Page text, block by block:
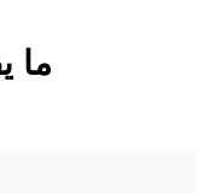
ما